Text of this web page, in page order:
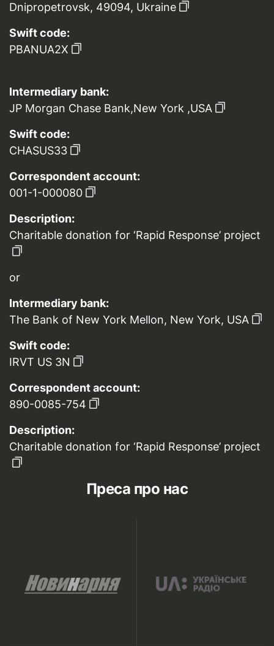
Dnipropetrovsk, 49094, Ukraine
Swift code:
PBANUA2X
Intermediary bank:
JP Morgan Chase Bank,New York ,USA
Swift code:
CHASUS33
Correspondent account:
001-1-000080
Description:
Charitable donation for ‘Rapid Response’ project
or
Intermediary bank:
The Bank of New York Mellon, New York, USA
Swift code:
IRVT US 3N
Correspondent account:
890-0085-754
Description:
Charitable donation for ‘Rapid Response’ project
Преса про нас